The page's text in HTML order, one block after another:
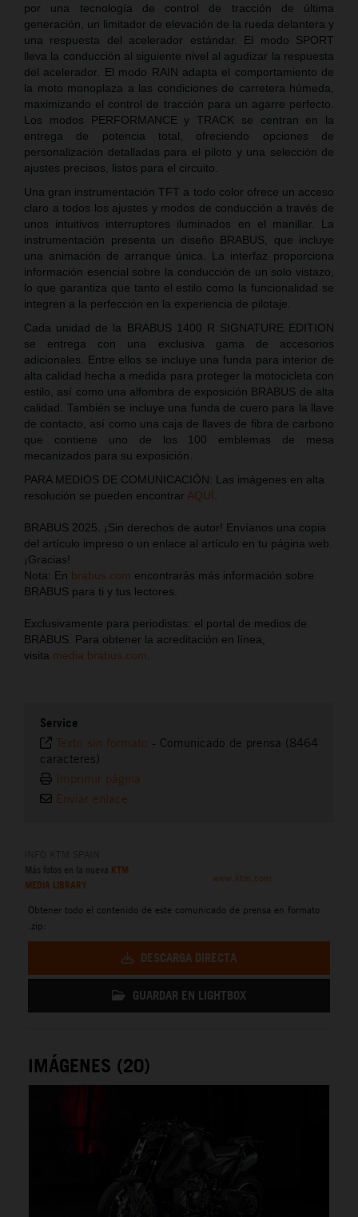
por una tecnología de control de tracción de última
generación, un limitador de elevación de la rueda delantera y
una respuesta del acelerador estándar. El modo SPORT
lleva la conducción al siguiente nivel al agudizar la respuesta
del acelerador. El modo RAIN adapta el comportamiento de
la moto monoplaza a las condiciones de carretera húmeda,
maximizando el control de tracción para un agarre perfecto.
Los modos PERFORMANCE y TRACK se centran en la
entrega de potencia total, ofreciendo opciones de
personalización detalladas para el piloto y una selección de
ajustes precisos, listos para el circuito.
Una gran instrumentación TFT a todo color ofrece un acceso
claro a todos los ajustes y modos de conducción a través de
unos intuitivos interruptores iluminados en el manillar. La
instrumentación presenta un diseño BRABUS, que incluye
una animación de arranque única. La interfaz proporciona
información esencial sobre la conducción de un solo vistazo,
lo que garantiza que tanto el estilo como la funcionalidad se
integren a la perfección en la experiencia de pilotaje.
Cada unidad de la BRABUS 1400 R SIGNATURE EDITION
se entrega con una exclusiva gama de accesorios
adicionales. Entre ellos se incluye una funda para interior de
alta calidad hecha a medida para proteger la motocicleta con
estilo, así como una alfombra de exposición BRABUS de alta
calidad. También se incluye una funda de cuero para la llave
de contacto, así como una caja de llaves de fibra de carbono
que contiene uno de los 100 emblemas de mesa
mecanizados para su exposición.
PARA MEDIOS DE COMUNICACIÓN: Las imágenes en alta
resolución se pueden encontrar AQUÍ
BRABUS 2025. ¡Sin derechos de autor! Envíanos una copia
del artículo impreso o un enlace al artículo en tu página web.
¡Gracias!
Nota: En brabus.com encontrarás más información sobre
BRABUS para ti y tus lectores.
Exclusivamente para periodistas: el portal de medios de
BRABUS. Para obtener la acreditación en línea,
visita media.brabus.com
Service
Texto sin formato - Comunicado de prensa (8464
caracteres)
Imprimir página
Enviar enlace
KTM
MEDIA LIBRARY
www.ktm.com
Obtener todo el contenido de este comunicado de prensa en formato
.zip:
DESCARGA DIRECTA
GUARDAR EN LIGHTBOX
IMÁGENES (20)